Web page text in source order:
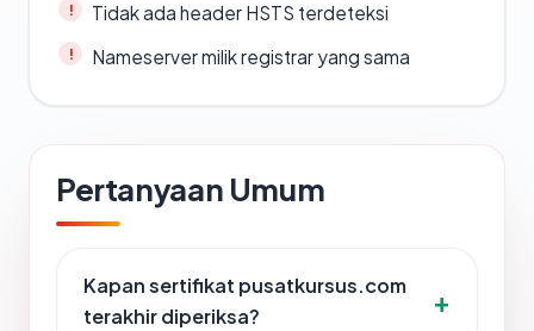
Tidak ada header HSTS terdeteksi
Nameserver milik registrar yang sama
Pertanyaan Umum
Kapan sertifikat pusatkursus.com
terakhir diperiksa?